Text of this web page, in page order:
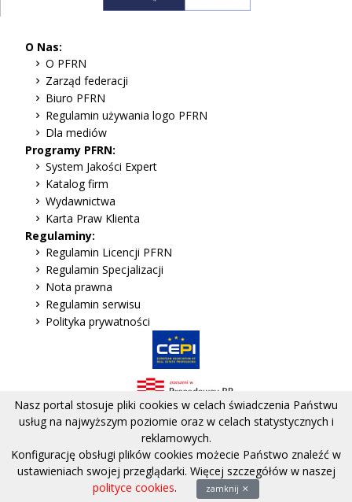
O Nas:
O PFRN
Zarząd federacji
Biuro PFRN
Regulamin używania logo PFRN
Dla mediów
Programy PFRN:
System Jakości Expert
Katalog firm
Wydawnictwa
Karta Praw Klienta
Regulaminy:
Regulamin Licencji PFRN
Regulamin Specjalizacji
Nota prawna
Regulamin serwisu
Polityka prywatności
Plac Grzybowski 10/31, 00-104 Warszawa
Tel.:(+48) 512 368 421
Skontaktuj się:
Nasz portal stosuje pliki cookies w celach świadczenia Państwu
usług na najwyższym poziomie oraz w celach statystycznych i
reklamowych.
Konfigurację obsługi plików cookies możecie Państwo znaleźć w
ustawieniach swojej przeglądarki. Więcej szczegółów w naszej
polityce cookies. zamknij